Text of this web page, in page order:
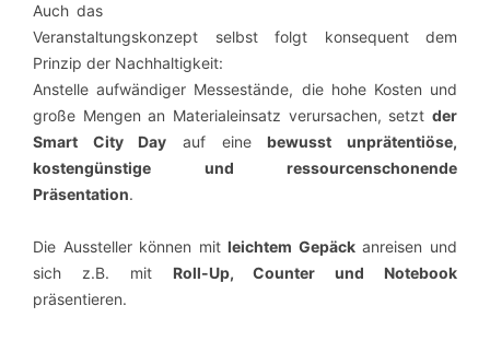
Auch das
Veranstaltungskonzept selbst folgt konsequent dem
Prinzip der Nachhaltigkeit:
Anstelle aufwändiger Messestände, die hohe Kosten und
große Mengen an Materialeinsatz verursachen, setzt der
Smart City Day auf eine bewusst unprätentiöse,
kostengünstige und ressourcenschonende
Präsentation.
Die Aussteller können mitleichtem Gepäckanreisen und
sich z.B. mit Roll-Up, Counter und Notebook
präsentieren.